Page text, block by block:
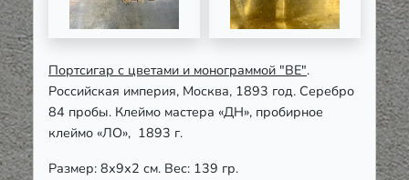
Портсигар с цветами и монограммой "ВЕ".
Российская империя, Москва, 1893 год. Серебро
84 пробы. Клеймо мастера «ДН», пробирное
клеймо «ЛО», 1893 г.
Размер: 8х9х2 см. Вес: 139 гр.